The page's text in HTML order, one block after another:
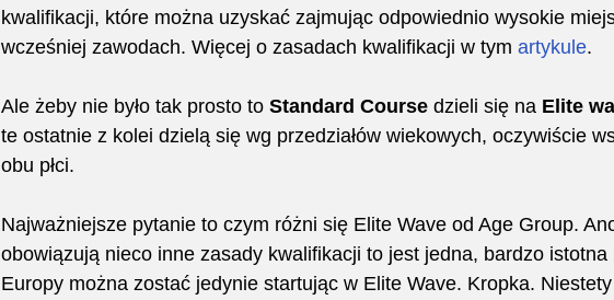
kwalifikacji, które można uzyskać zajmując odpowiednio wysokie
wcześniej zawodach. Więcej o zasadach kwalifikacji w tym artykule.
Ale żeby nie było tak prosto to Standard Course dzieli się na Elite
te ostatnie z kolei dzielą się wg przedziałów wiekowych, oczywiście
obu płci.
Najważniejsze pytanie to czym różni się Elite Wave od Age Group.
obowiązują nieco inne zasady kwalifikacji to jest jedna, bardzo istotna
Europy można zostać jedynie startując w Elite Wave. Kropka.